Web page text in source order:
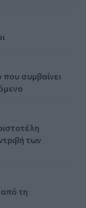
συμβαίνει
των
τη